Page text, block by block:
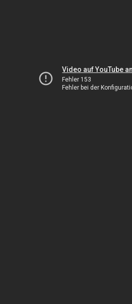
Video auf YouTube
Fehler 153
Fehler bei der